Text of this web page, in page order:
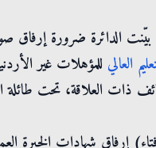
بيّنت الدائرة ضرورة
العالي للمؤهلات غير
ذات العلاقة، تحت